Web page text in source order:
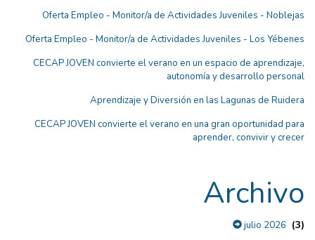
Oferta Empleo - Monitor/a de Actividades Juveniles - Noblejas
Oferta Empleo - Monitor/a de Actividades Juveniles - Los Yébenes
CECAP JOVEN convierte el verano en un espacio de aprendizaje,
autonomía y desarrollo personal
Aprendizaje y Diversión en las Lagunas de Ruidera
CECAP JOVEN convierte el verano en una gran oportunidad para
aprender, convivir y crecer
Archivo
julio 2026 (3)